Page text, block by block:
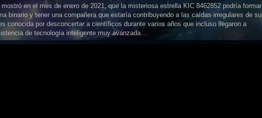
en el mes de enero de 2021, que la misteriosa estrella KIC 8462852 podría formar
binario y tener una compañera que estaría contribuyendo a las caídas irregulares de su
conocida por desconcertar a científicos durante varios años que incluso llegaron a
de tecnología inteligente muy avanzada…